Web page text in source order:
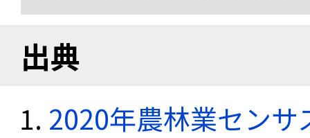
出典
2020年農林業セン